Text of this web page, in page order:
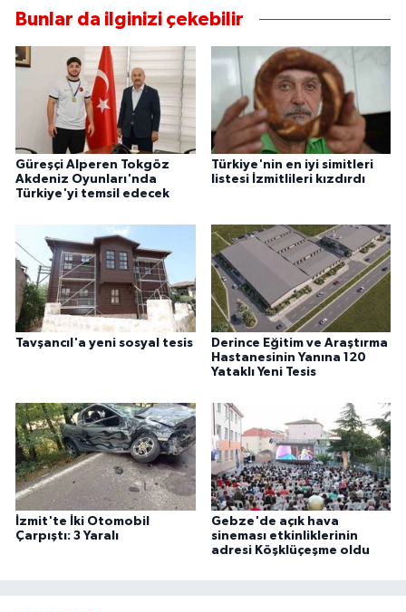
Bunlar da ilginizi çekebilir
Güreşçi Alperen Tokgöz
Akdeniz Oyunları'nda
Türkiye'yi temsil edecek
Türkiye'nin en iyi simitleri
listesi İzmitlileri kızdırdı
Tavşancıl'a yeni sosyal tesis
Derince Eğitim ve Araştırma
Hastanesinin Yanına 120
Yataklı Yeni Tesis
İzmit'te İki Otomobil
Çarpıştı: 3 Yaralı
Gebze'de açık hava
sineması etkinliklerinin
adresi Köşklüçeşme oldu